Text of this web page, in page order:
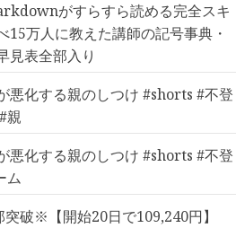
がすらすら読める完全スキ
15万人に教えた講師の記号事典・
見表全部入り
悪化する親のしつけ #shorts #不登
親
悪化する親のしつけ #shorts #不登
ム
破※【開始20日で109,240円】